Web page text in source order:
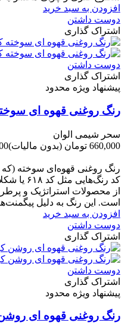
افزودن به سبد خرید
دوست داشتن
اشتراک گذاری
دوست داشتن
اشتراک گذاری
پیشنهاد ویژه محدود
رنگ روغنی قهوه ای
سحر شیمی الوان
660,000 تومان
(بدون مالیات)
رنگ روغنی قهوه‌ای سوخته (که
کد
از محصولات استراتژیک و
است. این رنگ به دلیل
افزودن به سبد خرید
دوست داشتن
اشتراک گذاری
دوست داشتن
اشتراک گذاری
پیشنهاد ویژه محدود
رنگ روغنی قهوه ای